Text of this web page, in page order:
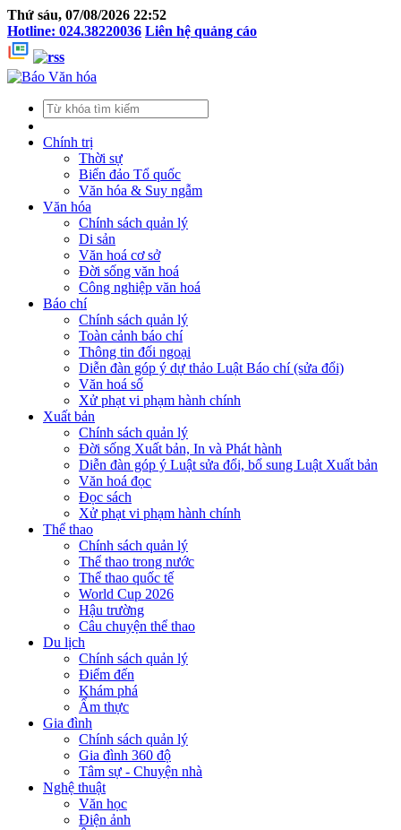
Thứ sáu, 07/08/2026 22:52
Hotline: 024.38220036 Liên hệ quảng cáo
Chính trị
Thời sự
Biển đảo Tổ quốc
Văn hóa & Suy ngẫm
Văn hóa
Chính sách quản lý
Di sản
Văn hoá cơ sở
Đời sống văn hoá
Công nghiệp văn hoá
Báo chí
Chính sách quản lý
Toàn cảnh báo chí
Thông tin đối ngoại
Diễn đàn góp ý dự thảo Luật Báo chí (sửa đổi)
Văn hoá số
Xử phạt vi phạm hành chính
Xuất bản
Chính sách quản lý
Đời sống Xuất bản, In và Phát hành
Diễn đàn góp ý Luật sửa đổi, bổ sung Luật Xuất bản
Văn hoá đọc
Đọc sách
Xử phạt vi phạm hành chính
Thể thao
Chính sách quản lý
Thể thao trong nước
Thể thao quốc tế
World Cup 2026
Hậu trường
Câu chuyện thể thao
Du lịch
Chính sách quản lý
Điểm đến
Khám phá
Ẩm thực
Gia đình
Chính sách quản lý
Gia đình 360 độ
Tâm sự - Chuyện nhà
Nghệ thuật
Văn học
Điện ảnh